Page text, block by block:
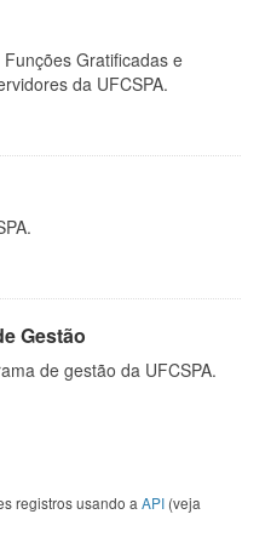
Gratificadas e
da UFCSPA.
Gestão
de gestão da UFCSPA.
registros usando a API (veja